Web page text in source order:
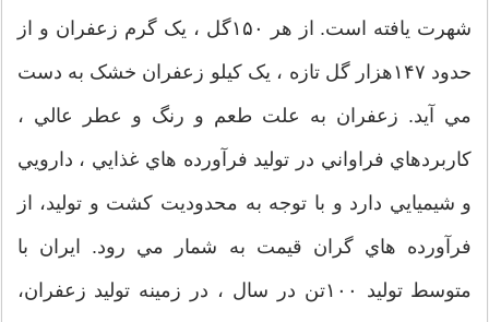
شهرت يافته است. از هر ۱۵۰گل ، يک گرم زعفران و از
حدود ۱۴۷هزار گل تازه ، يک کيلو زعفران خشک به دست
مي آيد. زعفران به علت طعم و رنگ و عطر عالي ،
کاربردهاي فراواني در توليد فرآورده هاي غذايي ، دارويي
و شيميايي دارد و با توجه به محدوديت کشت و توليد، از
فرآورده هاي گران قيمت به شمار مي رود. ايران با
متوسط توليد ۱۰۰تن در سال ، در زمينه توليد زعفران،